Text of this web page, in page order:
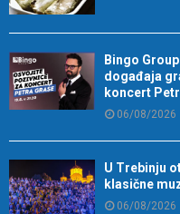
Bingo
događaja
koncert
06/08/2026
U Trebinju
klasične
06/08/2026